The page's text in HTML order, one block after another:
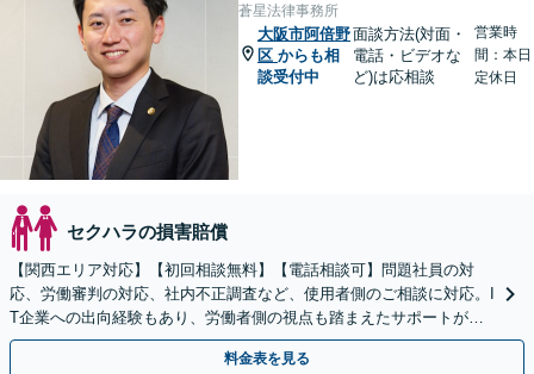
蒼星法律事務所
大阪市阿倍野
区 からも相
談受付中
面談方法(対面・
電話・ビデオな
ど)は応相談
営業時
間：本日
定休日
セクハラの損害賠償
【関西エリア対応】【初回相談無料】【電話相談可】問題社員の対
応、労働審判の対応、社内不正調査など、使用者側のご相談に対応。I
T企業への出向経験もあり、労働者側の視点も踏まえたサポートが可
能です。お気軽にご相談ください。【夜間・土日相談可】
料金表を見る